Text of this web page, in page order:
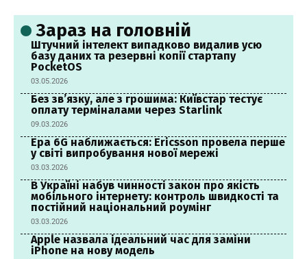
Зараз на головній
Штучний інтелект випадково видалив усю
базу даних та резервні копії стартапу
PocketOS
03.05.2026
Без зв’язку, але з грошима: Київстар тестує
оплату терміналами через Starlink
09.03.2026
Ера 6G наближається: Ericsson провела перше
у світі випробування нової мережі
03.03.2026
В Україні набув чинності закон про якість
мобільного інтернету: контроль швидкості та
постійний національний роумінг
03.03.2026
Apple назвала ідеальний час для заміни
iPhone на нову модель